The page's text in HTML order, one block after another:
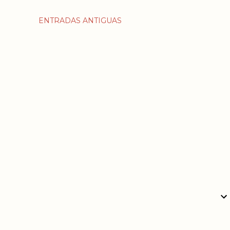
ENTRADAS ANTIGUAS